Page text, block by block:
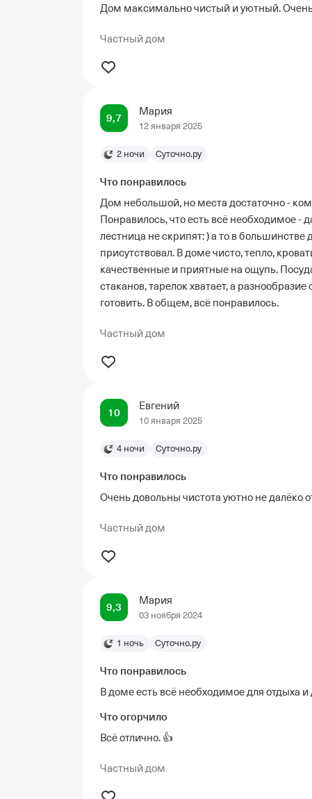
Дом максимально чистый и уютный.
Частный дом
9,7
Мария
12 января 2025
2 ночи Суточно.ру
Что понравилось
Дом небольшой, но места достаточно -
Понравилось, что есть всё необходимое -
лестница не скрипят: ) а то в большинстве
присутствовал. В доме чисто, тепло,
качественные и приятные на ощупь.
стаканов, тарелок хватает, а
готовить. В общем, всё понравилось.
Частный дом
10
Евгений
10 января 2025
4 ночи Суточно.ру
Что понравилось
Очень довольны чистота уютно не далёко
Частный дом
9,3
Мария
03 ноября 2024
1 ночь Суточно.ру
Что понравилось
В доме есть всё необходимое для отдыха
Что огорчило
Всё отлично. 👍
Частный дом